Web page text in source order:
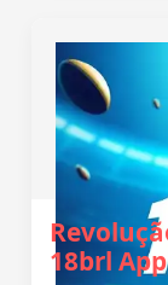
18brl App